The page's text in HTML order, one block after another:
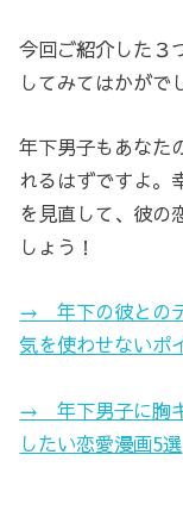
今回ご紹介した３
してみてはかがで
年下男子もあなた
れるはずですよ。
を見直して、彼の
しょう！
→ 年下の彼との
気を使わせないポ
→ 年下男子に胸
したい恋愛漫画5選